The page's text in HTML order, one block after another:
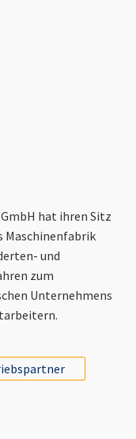
hat ihren Sitz
Maschinenfabrik
und
zum
Unternehmens